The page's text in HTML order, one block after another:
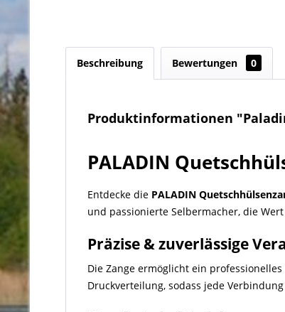
Beschreibung Bewertungen 0
Produktinformationen
PALADIN
Entdecke die PALADIN
und passionierte Selbermacher, die
Präzise & zuverlässige
Die Zange ermöglicht ein
Druckverteilung, sodass jede